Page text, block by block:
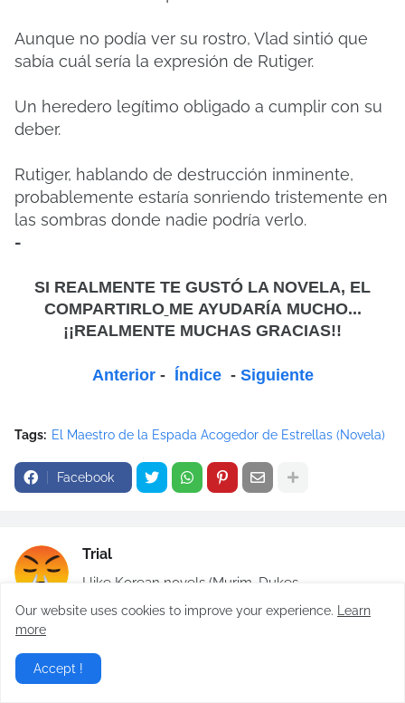
Aunque no podía ver su rostro, Vlad sintió que
sabía cuál sería la expresión de Rutiger.
Un heredero legítimo obligado a cumplir con su
deber.
Rutiger, hablando de destrucción inminente,
probablemente estaría sonriendo tristemente en
las sombras donde nadie podría verlo.
-
SI REALMENTE TE GUSTÓ LA NOVELA, EL
COMPARTIRLO ME AYUDARÍA MUCHO...
¡¡REALMENTE MUCHAS GRACIAS!!
Anterior - Índice - Siguiente
Tags: El Maestro de la Espada Acogedor de Estrellas (Novela)
Facebook
Trial
I like Korean novels (Murim, Dukes,
Reincarnation, etc, etc, etc)
También Te Gustaría...
Our website uses cookies to improve your experience.
Learn
more
Accept !